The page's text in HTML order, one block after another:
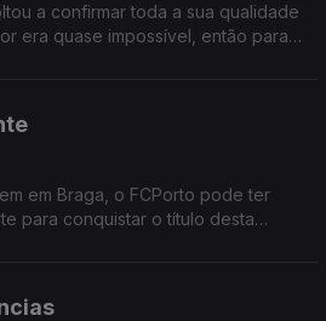
a confirmar toda a sua qualidade
era quase impossível, então para
em Braga, o FCPorto pode ter
para conquistar o título desta